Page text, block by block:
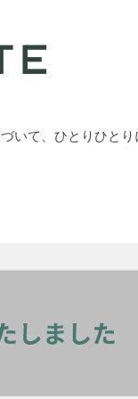
いて、ひとりひとり